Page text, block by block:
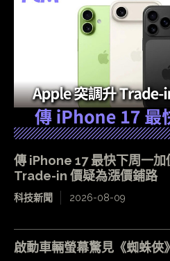
傳 iPhone 17 最快下周一
Trade-in 價疑為漲價鋪路
科技新聞 2026-08-09
啟動車輛螢幕驚見《蜘蛛俠